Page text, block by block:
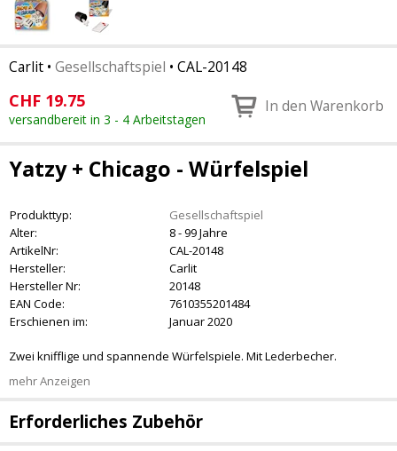
Carlit • Gesellschaftspiel • CAL-20148
CHF 19.75
versandbereit in 3 - 4 Arbeitstagen
In den Warenkorb
Yatzy + Chicago - Würfelspiel
Produkttyp:
Gesellschaftspiel
Alter:
8 - 99 Jahre
ArtikelNr:
CAL-20148
Hersteller:
Carlit
Hersteller Nr:
20148
EAN Code:
7610355201484
Erschienen im:
Januar 2020
Zwei knifflige und spannende Würfelspiele. Mit Lederbecher.
mehr Anzeigen
Erforderliches Zubehör